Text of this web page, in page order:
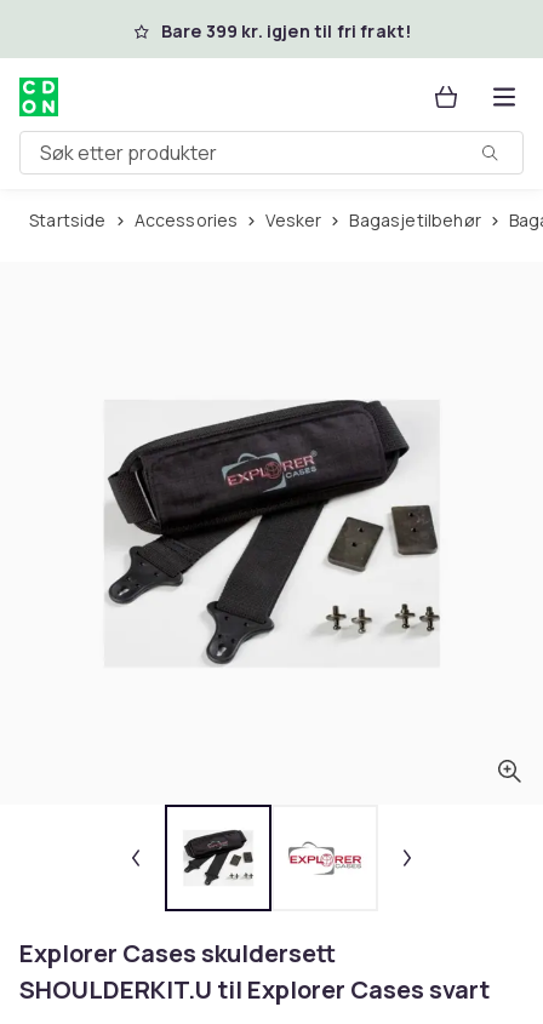
Hopp til hovedinnholdBare 399 kr. igjen til fri frakt!
Søk etter produkter
Startside Accessories Vesker Bagasjetilbehør
Explorer Cases skuldersett
SHOULDERKIT.U til Explorer Cases svart